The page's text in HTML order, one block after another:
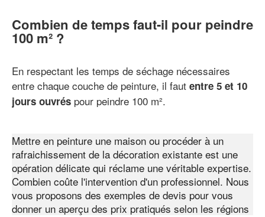
Combien de temps faut-il pour peindre
100 m² ?
En respectant les temps de séchage nécessaires
entre chaque couche de peinture, il faut entre 5 et 10
jours ouvrés pour peindre 100 m².
Mettre en peinture une maison ou procéder à un
rafraichissement de la décoration existante est une
opération délicate qui réclame une véritable expertise.
Combien coûte l'intervention d'un professionnel. Nous
vous proposons des exemples de devis pour vous
donner un aperçu des prix pratiqués selon les régions